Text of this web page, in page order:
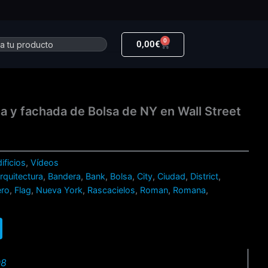
0,00€ 0
Carrito
y fachada de Bolsa de NY en Wall Street
,Vídeos
, Bandera, Bank, Bolsa,City,Ciudad, District,
, Flag, Nueva York, Rascacielos, Roman, Romana,